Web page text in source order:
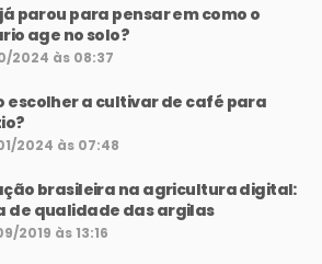
parou para pensar em como o
age no solo?
2024 às 08:37
escolher a cultivar de café para
2024 às 07:48
brasileira na agricultura digital:
de qualidade das argilas
2019 às 13:16